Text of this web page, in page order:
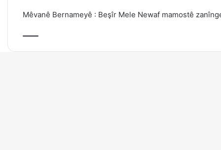
Mêvanê Bernameyê : Beşîr Mele Newaf mamostê